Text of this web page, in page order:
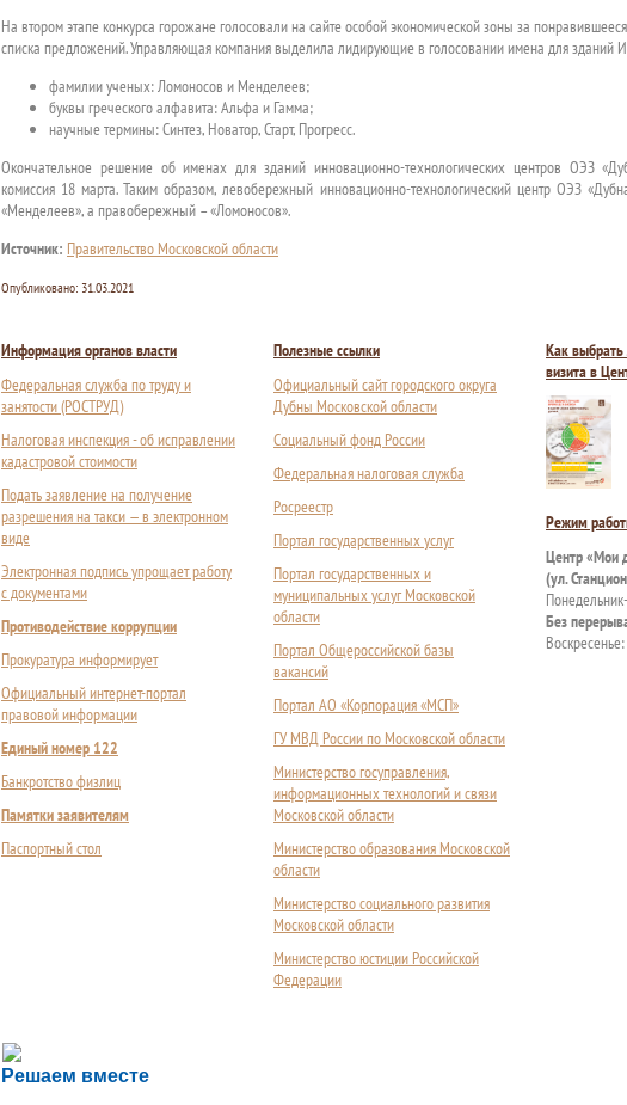
На втором этапе конкурса горожане голосовали на сайте особой экономической зоны за
списка предложений. Управляющая компания выделила лидирующие в голосовании имена для зданий
фамилии ученых: Ломоносов и Менделеев;
буквы греческого алфавита: Альфа и Гамма;
научные термины: Синтез, Новатор, Старт, Прогресс.
Окончательное решение об именах для зданий инновационно-технологических центров ОЭЗ
комиссия 18 марта. Таким образом, левобережный инновационно-технологический центр ОЭЗ
«Менделеев», а правобережный – «Ломоносов».
Источник: Правительство Московской области
Опубликовано: 31.03.2021
Информация органов власти
Федеральная служба по труду и
занятости (РОСТРУД)
Налоговая инспекция - об исправлении
кадастровой стоимости
Подать заявление на получение
разрешения на такси — в электронном
виде
Электронная подпись упрощает работу
с документами
Противодействие коррупции
Прокуратура информирует
Официальный интернет-портал
правовой информации
Единый номер 122
Банкротство физлиц
Памятки заявителям
Паспортный стол
Полезные ссылки
Официальный сайт городского округа
Дубны Московской области
Социальный фонд России
Федеральная налоговая служба
Росреестр
Портал государственных услуг
Портал государственных и
муниципальных услуг Московской
области
Портал Общероссийской базы
вакансий
Портал АО «Корпорация «МСП»
ГУ МВД России по Московской области
Министерство госуправления,
информационных технологий и связи
Московской области
Министерство образования Московской
области
Министерство социального развития
Московской области
Министерство юстиции Российской
Федерации
Как
визита в
Режим
Центр «Мои
(ул.
Без
Решаем вместе
Сложности с получением социальной выплаты или пособия?
Сообщите об этом